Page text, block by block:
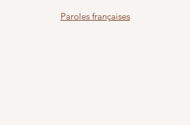
Paroles françaises